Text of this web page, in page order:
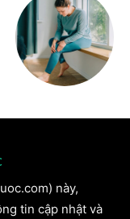
này,
tin cập nhật và